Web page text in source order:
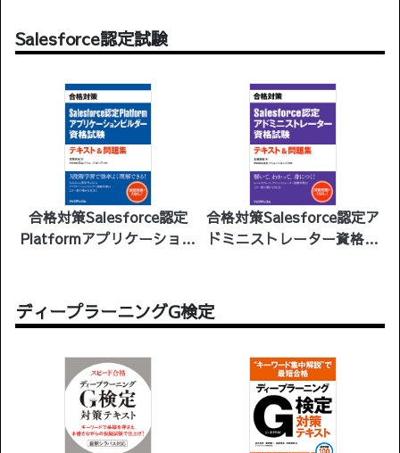
Salesforce認定試験
合格対策Salesforce認定
Platformアプリケーション
合格対策Salesforce認定ア
ドミニストレーター資格試
ディープラーニングG検定